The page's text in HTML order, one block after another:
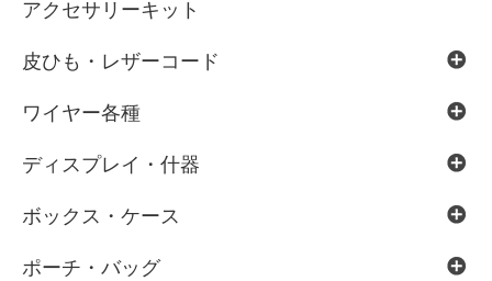
アクセサリーキット
皮ひも・レザーコード
ワイヤー各種
ディスプレイ・什器
ボックス・ケース
ポーチ・バッグ